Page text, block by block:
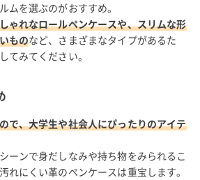
ムを選ぶのがおすすめ。
ゃれなロールペンケースや、スリムな形
ものなど、さまざまなタイプがあるた
てみてください。
で、大学生や社会人にぴったりのアイテ
ーンで身だしなみや持ち物をみられるこ
れにくい革のペンケースは重宝します。